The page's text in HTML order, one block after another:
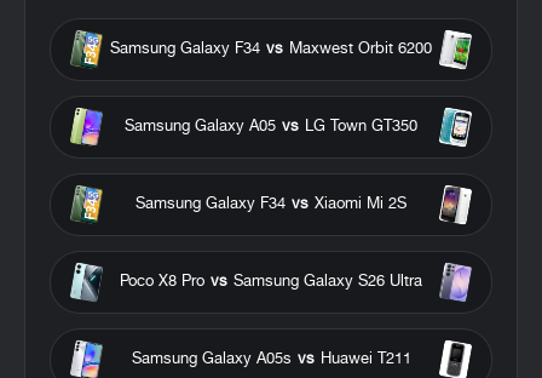
Maxwest Orbit 6200
vs
Samsung Galaxy F34
LG Town GT350
vs
Samsung Galaxy A05
Xiaomi Mi 2S
vs
Samsung Galaxy F34
Samsung Galaxy S26 Ultra
vs
Poco X8 Pro
Huawei T211
vs
Samsung Galaxy A05s